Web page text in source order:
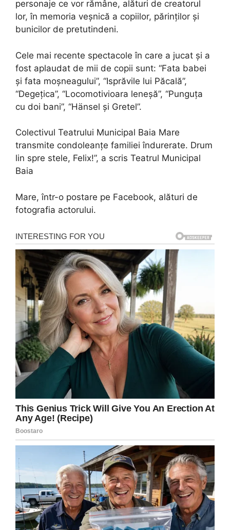
personaje ce vor rămâne, alături de creatorul
lor, în memoria veșnică a copiilor, părinților și
bunicilor de pretutindeni.
Cele mai recente spectacole în care a jucat și a
fost aplaudat de mii de copii sunt: “Fata babei
și fata moșneagului”, “Isprăvile lui Păcală”,
“Degețica”, “Locomotivioara leneșă”, “Punguța
cu doi bani”, “Hänsel și Gretel”.
Colectivul Teatrului Municipal Baia Mare
transmite condoleanțe familiei îndurerate. Drum
lin spre stele, Felix!”, a scris Teatrul Municipal
Baia
Mare, într-o postare pe Facebook, alături de
fotografia actorului.